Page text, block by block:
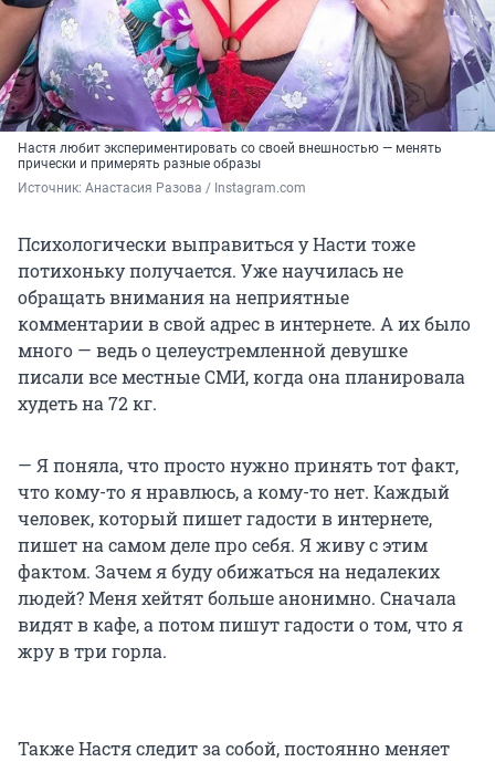
Настя любит экспериментировать со своей внешностью — менять
прически и примерять разные образы
Источник: Анастасия Разова / Instagram.com
Психологически выправиться у Насти тоже
потихоньку получается. Уже научилась не
обращать внимания на неприятные
комментарии в свой адрес в интернете. А их было
много — ведь о целеустремленной девушке
писали все местные СМИ, когда она планировала
худеть на 72 кг.
— Я поняла, что просто нужно принять тот факт,
что кому-то я нравлюсь, а кому-то нет. Каждый
человек, который пишет гадости в интернете,
пишет на самом деле про себя. Я живу с этим
фактом. Зачем я буду обижаться на недалеких
людей? Меня хейтят больше анонимно. Сначала
видят в кафе, а потом пишут гадости о том, что я
жру в три горла.
Также Настя следит за собой, постоянно меняет